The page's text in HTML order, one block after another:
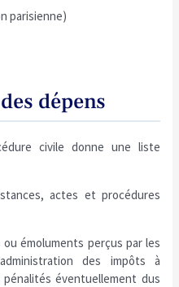
parisienne)
dépens
civile donne une liste
actes et procédures
émoluments perçus par les
des impôts à
éventuellement dus